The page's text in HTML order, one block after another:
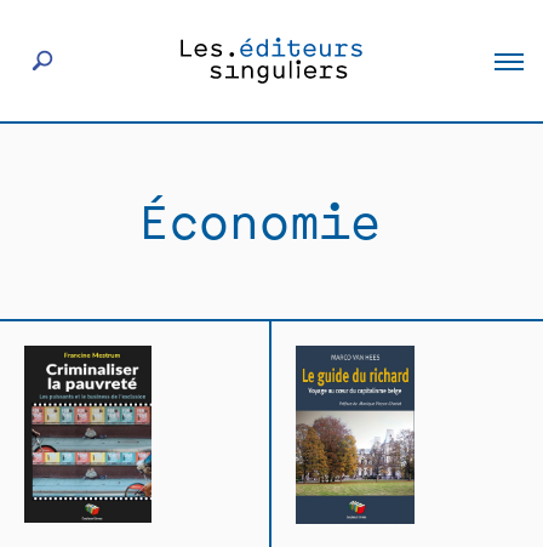
Actualités
Rencontres
Économie